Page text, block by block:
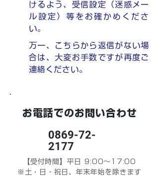
けるよう、受信設定（迷惑メー
ル設定）等をお確かめくださ
い。
万一、こちらから返信がない場
合は、大変お手数ですが再度ご
連絡ください。
お電話でのお問い合わせ
0869-72-
2177
【受付時間】平日 9:00～17:00
※土・日・祝日、年末年始を除きます